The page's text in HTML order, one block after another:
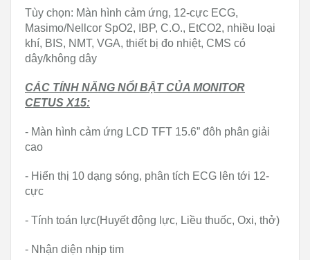
Tùy chọn: Màn hình cảm ứng, 12-cực ECG,
Masimo/Nellcor SpO2, IBP, C.O., EtCO2, nhiều loại
khí, BIS, NMT, VGA, thiết bị đo nhiệt, CMS có
dây/không dây
CÁC TÍNH NĂNG NỔI BẬT CỦA MONITOR
CETUS X15:
- Màn hình cảm ứng LCD TFT 15.6” đôh phân giải
cao
- Hiển thị 10 dạng sóng, phân tích ECG lên tới 12-
cực
- Tính toán lực(Huyết động lực, Liều thuốc, Oxi, thở)
- Nhận diện nhịp tim